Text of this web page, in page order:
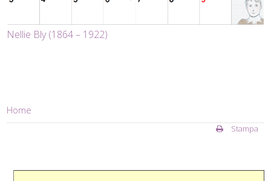
Nellie Bly (1864 – 1922)
Home
Stampa